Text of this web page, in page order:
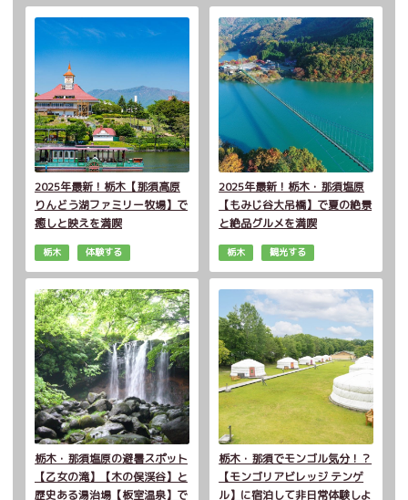
2025年最新！栃木【那須高原
りんどう湖ファミリー牧場】で
癒しと映えを満喫
栃木 体験する
2025年最新！栃木・那須塩原
【もみじ谷大吊橋】で夏の絶景
と絶品グルメを満喫
栃木 観光する
栃木・那須塩原の避暑スポット
【乙女の滝】【木の俣渓谷】と
歴史ある湯治場【板室温泉】で
栃木・那須でモンゴル気分！？
【モンゴリアビレッジ テンゲ
ル】に宿泊して非日常体験しよ